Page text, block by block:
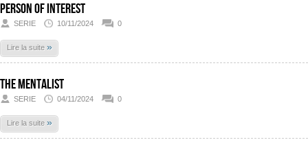
Person Of Interest
SERIE 10/11/2024 0
Lire la suite »
The Mentalist
SERIE 04/11/2024 0
Lire la suite »